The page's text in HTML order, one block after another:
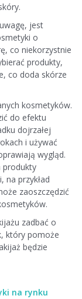
jest
o
co niekorzystnie
produkty,
co doda skórze
kosmetyków.
do efektu
dojrzałej
i używać
wygląd.
produkty
na przykład
zaoszczędzić
zadbać o
który pomoże
będzie
na rynku